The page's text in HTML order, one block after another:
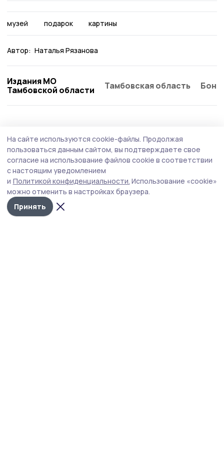
музей подарок картины
Автор: Наталья Рязанова
Издания МО
Тамбовской области
Тамбовская область
Помним, гордимся: «Ростелеком», Единая
Россия и «Леста» проведут кибертурнир
«Битва за Москву»
На сайте используются cookie-файлы. Продолжая
пользоваться данным сайтом, вы подтверждаете свое
согласие на использование файлов cookie в соответствии
с настоящим уведомлением
и Политикой конфиденциальности. Использование «cookie»
можно отменить в настройках браузера.
Принять